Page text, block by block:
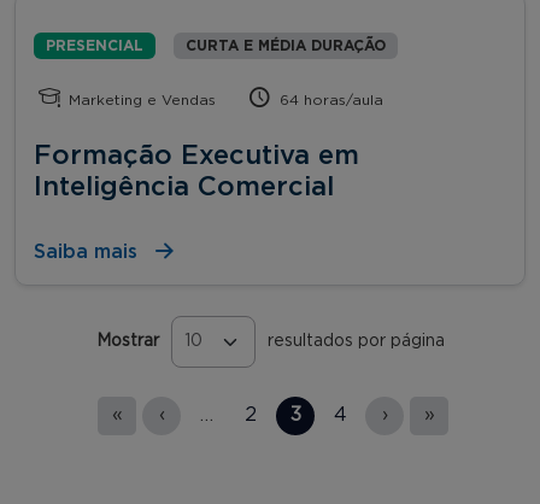
PRESENCIAL CURTA E MÉDIA DURAÇÃO
Marketing e Vendas 64 horas/aula
Formação Executiva em
Inteligência Comercial
Saiba mais
Mostrar resultados por página
« ‹ 2 3 4 › »